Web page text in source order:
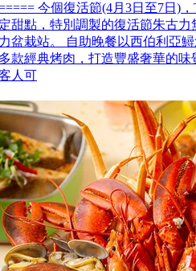
今個復活節(4月3日至7日)
甜點，特別調製的復活節朱古
盆栽站。 自助晚餐以西伯利亞
款經典烤肉，打造豐盛奢華的
人可